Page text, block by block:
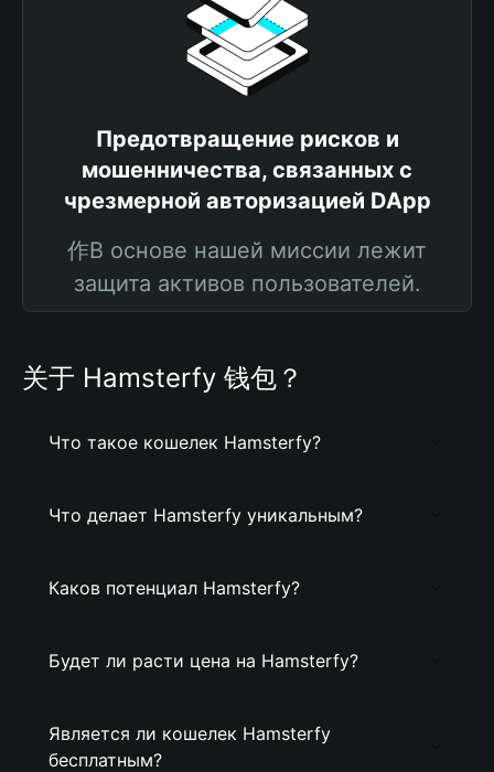
Предотвращение рисков и
мошенничества, связанных с
чрезмерной авторизацией DApp
作В основе нашей миссии лежит
защита активов пользователей.
关于 Hamsterfy 钱包？
Что такое кошелек Hamsterfy?
Что делает Hamsterfy уникальным?
Каков потенциал Hamsterfy?
Будет ли расти цена на Hamsterfy?
Является ли кошелек Hamsterfy
бесплатным?